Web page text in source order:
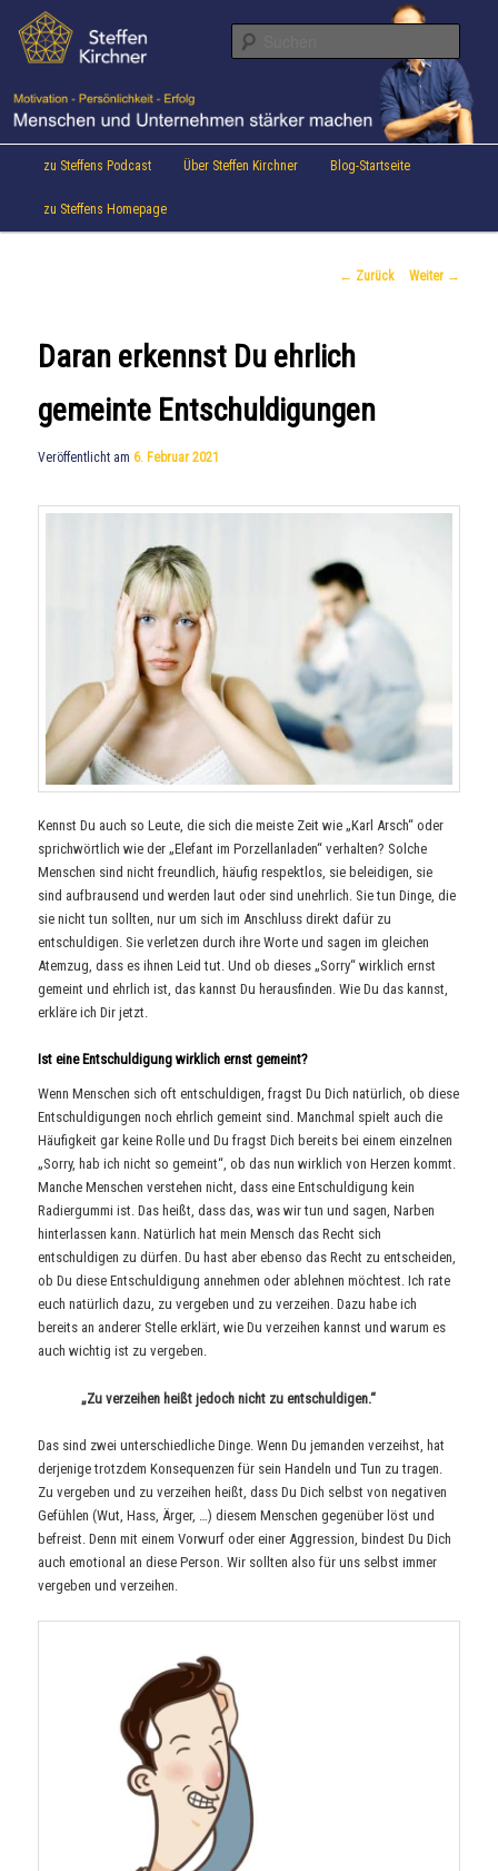
Inhalt
wechseln
Steffen Kirchner Blog
Aktuelles von Speaker & Motivationstrainer Steffen Kirchner
Hauptmenü
zu Steffens Podcast Über Steffen Kirchner Blog-Startseite
zu Steffens Homepage
Beitrags-
← Zurück Weiter →
Daran erkennst Du ehrlich
gemeinte Entschuldigungen
Veröffentlicht am 6. Februar 2021
Kennst Du auch so Leute, die sich die meiste Zeit wie „Karl Arsch“ oder
sprichwörtlich wie der „Elefant im Porzellanladen“ verhalten? Solche
Menschen sind nicht freundlich, häufig respektlos, sie beleidigen, sie
sind aufbrausend und werden laut oder sind unehrlich. Sie tun Dinge, die
sie nicht tun sollten, nur um sich im Anschluss direkt dafür zu
entschuldigen. Sie verletzen durch ihre Worte und sagen im gleichen
Atemzug, dass es ihnen Leid tut. Und ob dieses „Sorry“ wirklich ernst
gemeint und ehrlich ist, das kannst Du herausfinden. Wie Du das kannst,
erkläre ich Dir jetzt.
Ist eine Entschuldigung wirklich ernst gemeint?
Wenn Menschen sich oft entschuldigen, fragst Du Dich natürlich, ob diese
Entschuldigungen noch ehrlich gemeint sind. Manchmal spielt auch die
Häufigkeit gar keine Rolle und Du fragst Dich bereits bei einem einzelnen
„Sorry, hab ich nicht so gemeint“, ob das nun wirklich von Herzen kommt.
Manche Menschen verstehen nicht, dass eine Entschuldigung kein
Radiergummi ist. Das heißt, dass das, was wir tun und sagen, Narben
hinterlassen kann. Natürlich hat mein Mensch das Recht sich
entschuldigen zu dürfen. Du hast aber ebenso das Recht zu entscheiden,
ob Du diese Entschuldigung annehmen oder ablehnen möchtest. Ich rate
euch natürlich dazu, zu vergeben und zu verzeihen. Dazu habe ich
bereits an anderer Stelle erklärt, wie Du verzeihen kannst und warum es
auch wichtig ist zu vergeben.
„Zu verzeihen heißt jedoch nicht zu entschuldigen.“
Das sind zwei unterschiedliche Dinge. Wenn Du jemanden verzeihst, hat
derjenige trotzdem Konsequenzen für sein Handeln und Tun zu tragen.
Zu vergeben und zu verzeihen heißt, dass Du Dich selbst von negativen
Gefühlen (Wut, Hass, Ärger, …) diesem Menschen gegenüber löst und
befreist. Denn mit einem Vorwurf oder einer Aggression, bindest Du Dich
auch emotional an diese Person. Wir sollten also für uns selbst immer
vergeben und verzeihen.